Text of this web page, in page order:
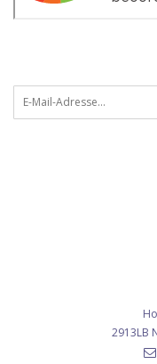
2913LB